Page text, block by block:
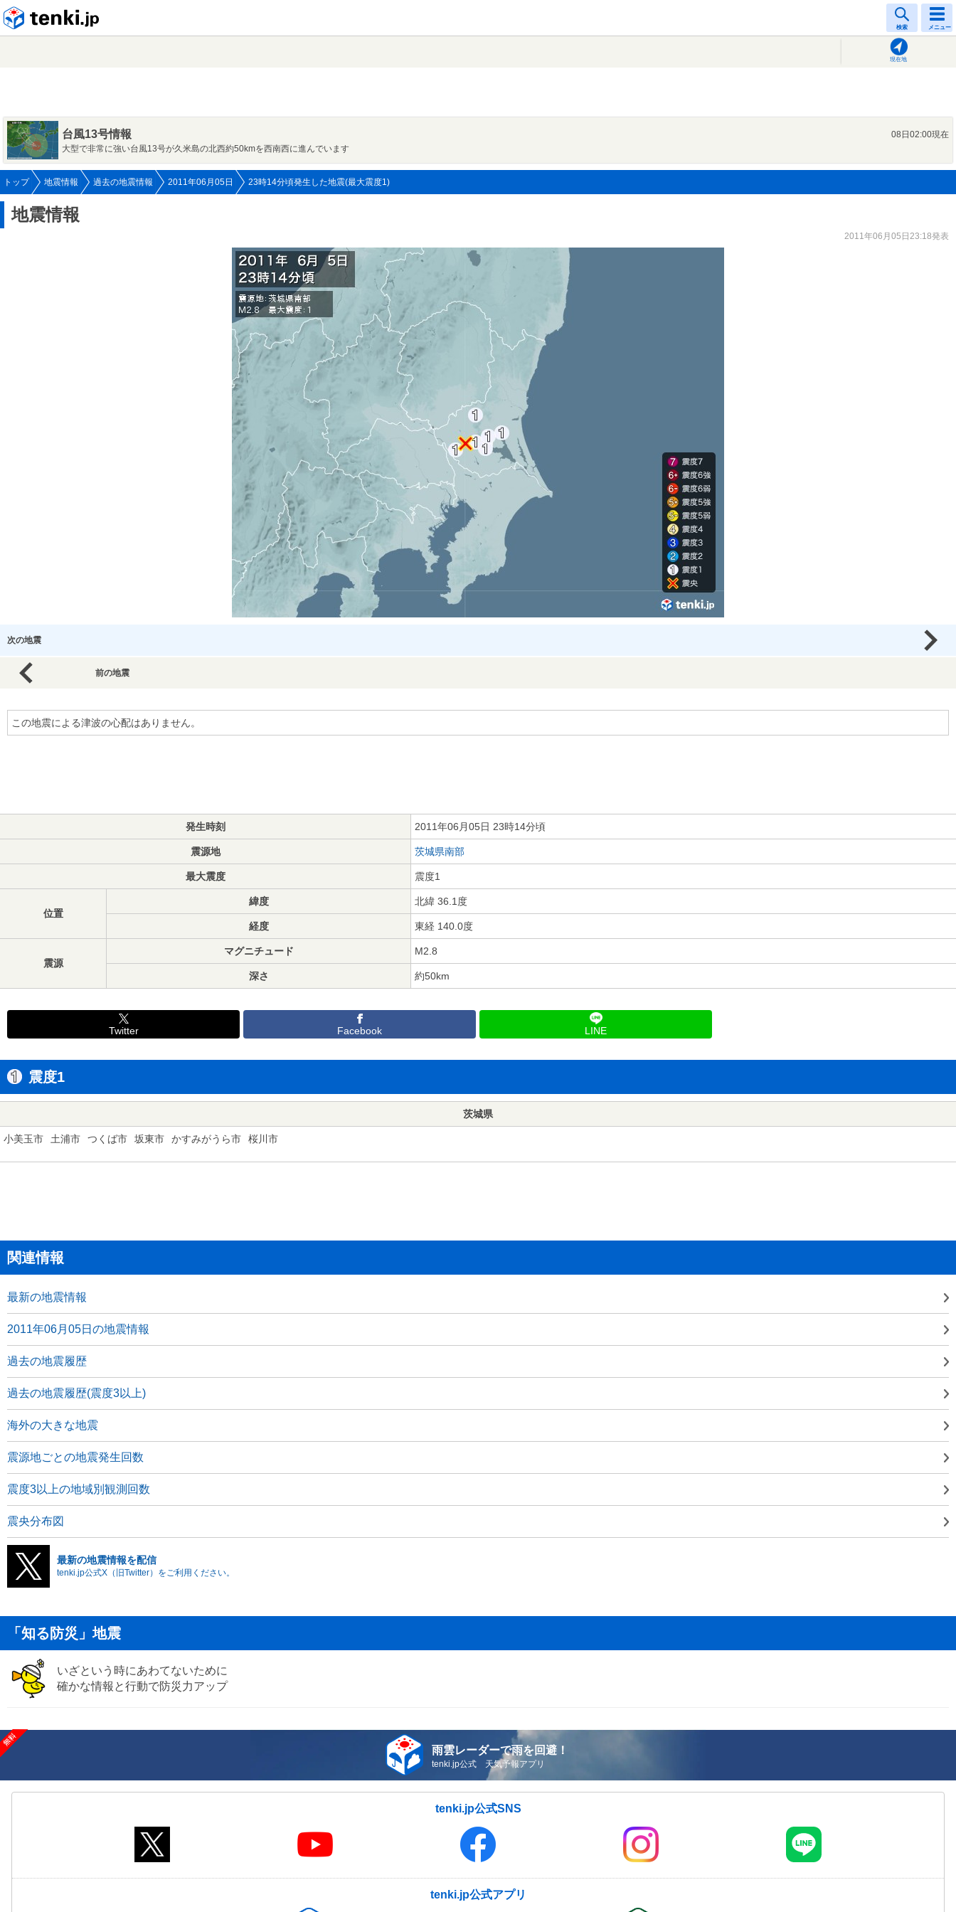
検索 メニュー
現在地
台風13号情報
08日02:00現在
大型で非常に強い台風13号が久米島の北西約50kmを西南西に進んでいます
トップ 地震情報 過去の地震情報 2011年06月05日 23時14分頃発生した地震(最大震度1)
地震情報
2011年06月05日23:18発表
次の地震
前の地震
この地震による津波の心配はありません。
発生時刻 2011年06月05日 23時14分頃
震源地 茨城県南部
最大震度 震度1
位置
緯度 北緯 36.1度
経度 東経 140.0度
震源
マグニチュード M2.8
深さ 約50km
Twitter Facebook LINE
震度1
茨城県
小美玉市 土浦市 つくば市 坂東市 かすみがうら市 桜川市
関連情報
最新の地震情報
2011年06月05日の地震情報
過去の地震履歴
過去の地震履歴(震度3以上)
海外の大きな地震
震源地ごとの地震発生回数
震度3以上の地域別観測回数
震央分布図
最新の地震情報を配信
tenki.jp公式X（旧Twitter）をご利用ください。
「知る防災」地震
いざという時にあわてないために
確かな情報と行動で防災力アップ
雨雲レーダーで雨を回避！
tenki.jp公式 天気予報アプリ
tenki.jp公式SNS
tenki.jp公式アプリ